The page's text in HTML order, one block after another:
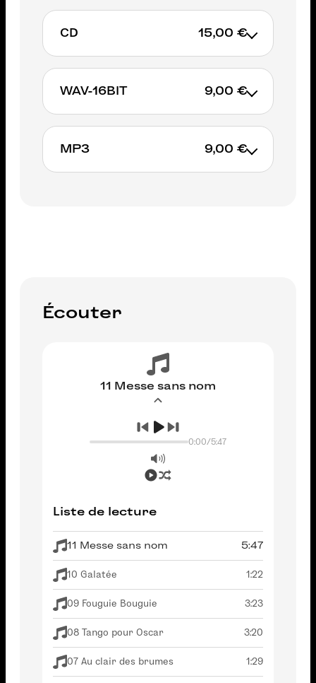
CD 15,00 €
AJOUTER AU PANIER
WAV-16BIT 9,00 €
AJOUTER AU PANIER
MP3 9,00 €
Écouter
11 Messe sans nom
0:00/5:47
Liste de lecture
11 Messe sans nom 5:47
10 Galatée 1:22
09 Fouguie Bouguie 3:23
08 Tango pour Oscar 3:20
07 Au clair des brumes 1:29